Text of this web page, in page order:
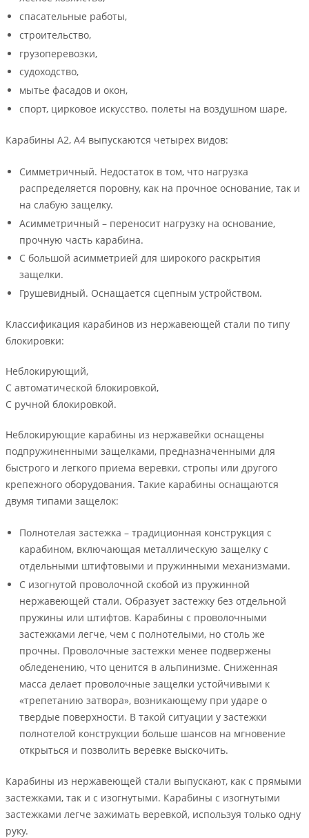
спасательные работы,
строительство,
грузоперевозки,
судоходство,
мытье фасадов и окон,
спорт, цирковое искусство. полеты на воздушном шаре,
Карабины А2, А4 выпускаются четырех видов:
Симметричный. Недостаток в том, что нагрузка
распределяется поровну, как на прочное основание, так и
на слабую защелку.
Асимметричный – переносит нагрузку на основание,
прочную часть карабина.
С большой асимметрией для широкого раскрытия
защелки.
Грушевидный. Оснащается сцепным устройством.
Классификация карабинов из нержавеющей стали по типу
блокировки:
Неблокирующий,
С автоматической блокировкой,
С ручной блокировкой.
Неблокирующие карабины из нержавейки оснащены
подпружиненными защелками, предназначенными для
быстрого и легкого приема веревки, стропы или другого
крепежного оборудования. Такие карабины оснащаются
двумя типами защелок:
Полнотелая застежка – традиционная конструкция с
карабином, включающая металлическую защелку с
отдельными штифтовыми и пружинными механизмами.
С изогнутой проволочной скобой из пружинной
нержавеющей стали. Образует застежку без отдельной
пружины или штифтов. Карабины с проволочными
застежками легче, чем с полнотелыми, но столь же
прочны. Проволочные застежки менее подвержены
обледенению, что ценится в альпинизме. Сниженная
масса делает проволочные защелки устойчивыми к
«трепетанию затвора», возникающему при ударе о
твердые поверхности. В такой ситуации у застежки
полнотелой конструкции больше шансов на мгновение
открыться и позволить веревке выскочить.
Карабины из нержавеющей стали выпускают, как с прямыми
застежками, так и с изогнутыми. Карабины с изогнутыми
застежками легче зажимать веревкой, используя только одну
руку.